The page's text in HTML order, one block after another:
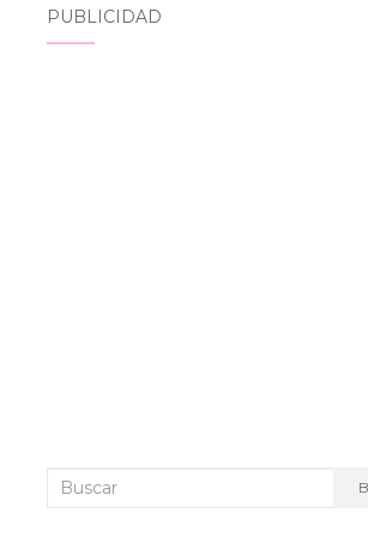
PUBLICIDAD
Buscar: